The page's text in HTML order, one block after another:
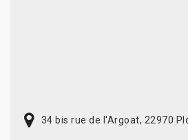
34 bis rue de l'Argoat, 22970